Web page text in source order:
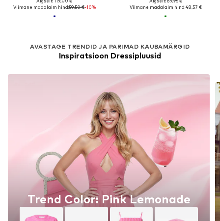
Viimane madalaim hind:59,50 €-10%
Viimane madalaim hind:48,57 €
AVASTAGE TRENDID JA PARIMAD KAUBAMÄRGID
Inspiratsioon Dressipluusid
Trend Color: Pink Lemonade